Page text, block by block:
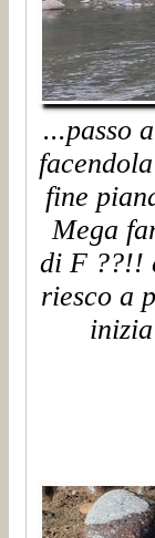
...passo
fine
Mega
di F ??!!
riesco a